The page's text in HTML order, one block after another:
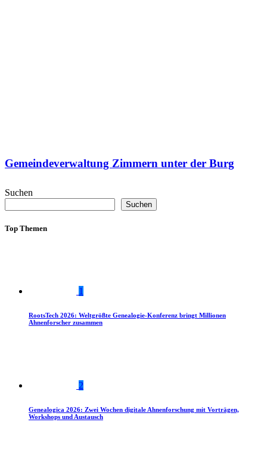
Gemeindeverwaltung Zimmern unter der Burg
Suchen
Suchen
Top Themen
1
RootsTech 2026: Weltgrößte Genealogie-Konferenz bringt Millionen
Ahnenforscher zusammen
2
Genealogica 2026: Zwei Wochen digitale Ahnenforschung mit Vorträgen,
Workshops und Austausch